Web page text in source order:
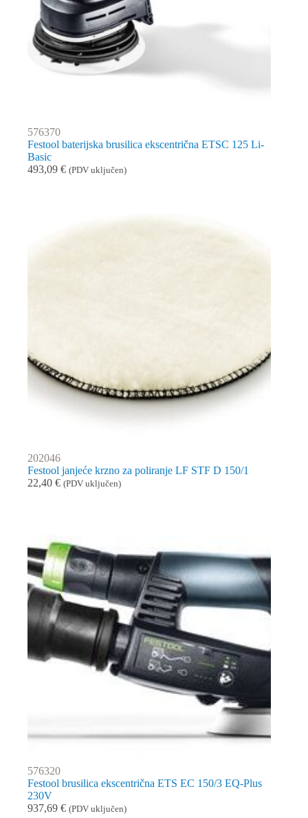
576370
Festool baterijska brusilica ekscentrična ETSC 125 Li-
Basic
493,09 € (PDV uključen)
202046
Festool janjeće krzno za poliranje LF STF D 150/1
22,40 € (PDV uključen)
576320
Festool brusilica ekscentrična ETS EC 150/3 EQ-Plus
230V
937,69 € (PDV uključen)